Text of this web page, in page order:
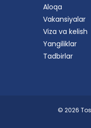
Aloqa
Vakansiyalar
Viza va kelish
Yangiliklar
Tadbirlar
© 2026